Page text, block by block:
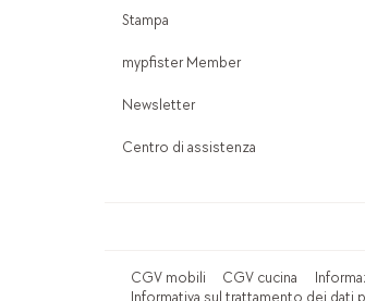
Stampa
mypfister Member
Newsletter
Centro di assistenza
CGV mobili CGV cucina
Informativa sul trattamento dei dati